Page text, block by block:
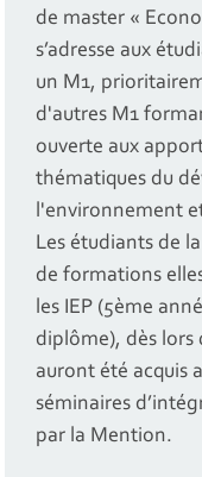
de master «
s’adresse aux
un M1,
d'autres M1
ouverte aux
thématiques du
l'environnement
Les étudiants de
de formations
les IEP (5ème
diplôme), dès lors
auront été acquis
séminaires
par la Mention.